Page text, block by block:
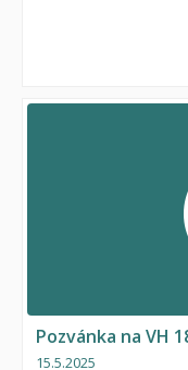
Pozvánka na VH
15.5.2025